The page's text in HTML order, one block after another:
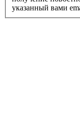
указанный вами